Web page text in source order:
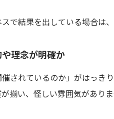
で結果を出している場合は
理念が明確か
催されているのか」がはっき
揃い、怪しい雰囲気がありま